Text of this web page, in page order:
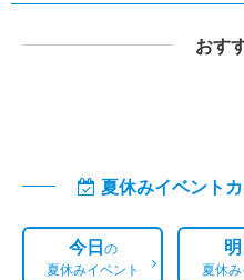
おす
夏休みイベント
今日の
夏休みイベント
夏休み